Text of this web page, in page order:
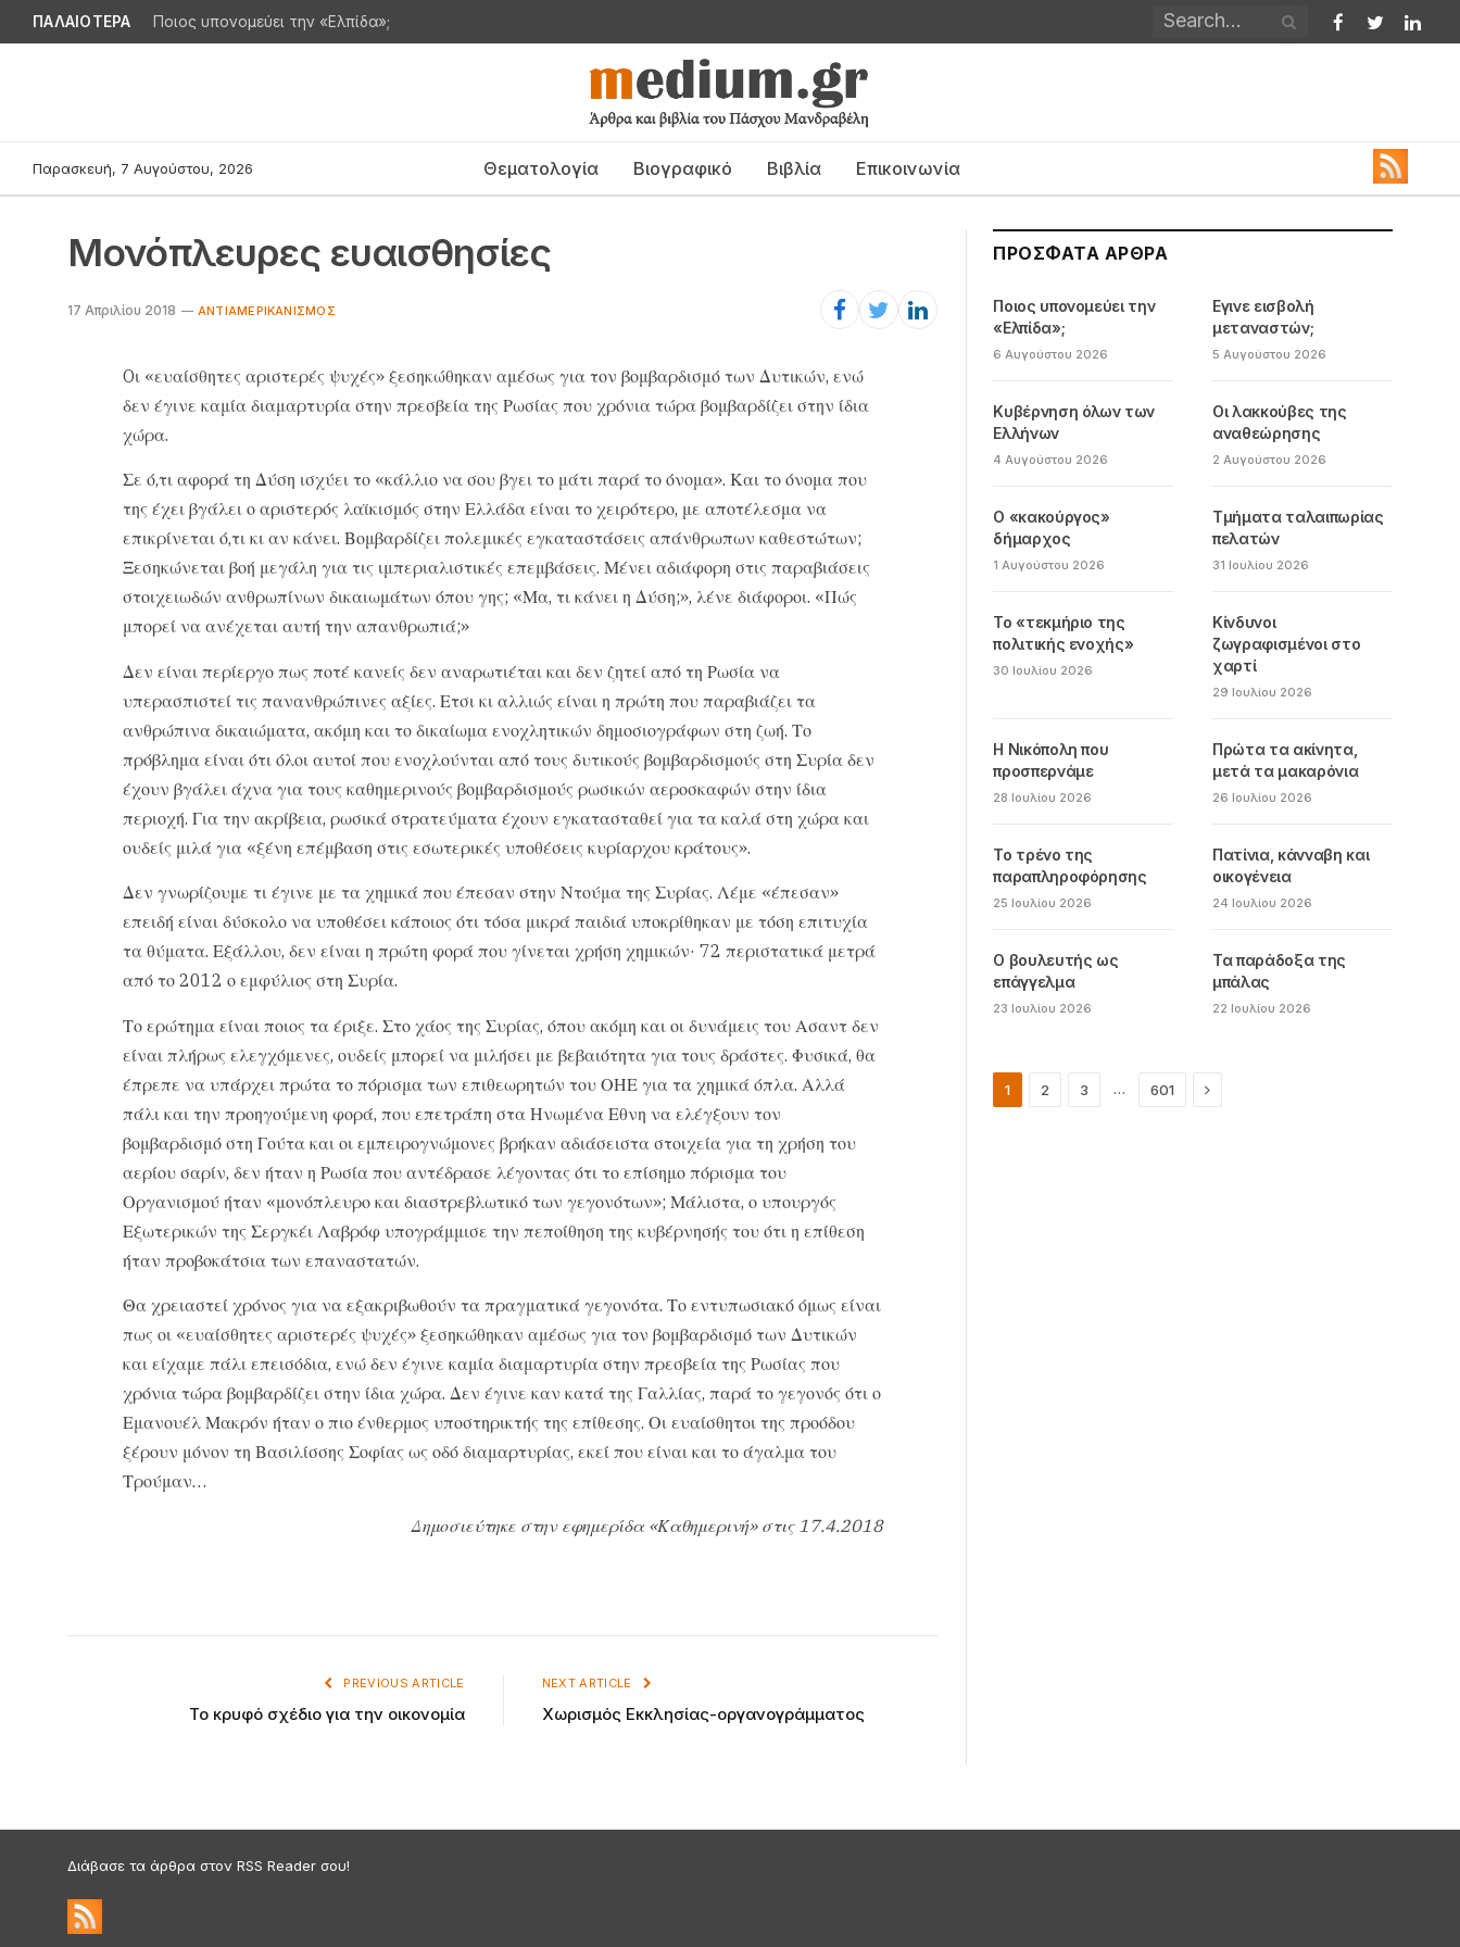
ΠΑΛΑΙΟΤΕΡΑ Ποιος υπονομεύει την «Ελπίδα»;
Facebook
Twitter
Παρασκευή, 7 Αυγούστου, 2026 Θεματολογία Βιογραφικό Βιβλία Επικοινωνία
Μονόπλευρες ευαισθησίες
17 Απριλίου 2018 ΑΝΤΙΑΜΕΡΙΚΑΝΙΣΜΌΣ
Oι «ευαίσθητες αριστερές ψυχές» ξεσηκώθηκαν αμέσως για τον βομβαρδισμό των Δυτικών, ενώ
δεν έγινε καμία διαμαρτυρία στην πρεσβεία της Ρωσίας που χρόνια τώρα βομβαρδίζει στην ίδια
χώρα.
Σε ό,τι αφορά τη Δύση ισχύει το «κάλλιο να σου βγει το μάτι παρά το όνομα». Και το όνομα που
της έχει βγάλει ο αριστερός λαϊκισμός στην Ελλάδα είναι το χειρότερο, με αποτέλεσμα να
επικρίνεται ό,τι κι αν κάνει. Βομβαρδίζει πολεμικές εγκαταστάσεις απάνθρωπων καθεστώτων;
Ξεσηκώνεται βοή μεγάλη για τις ιμπεριαλιστικές επεμβάσεις. Μένει αδιάφορη στις παραβιάσεις
στοιχειωδών ανθρωπίνων δικαιωμάτων όπου γης; «Μα, τι κάνει η Δύση;», λένε διάφοροι. «Πώς
μπορεί να ανέχεται αυτή την απανθρωπιά;»
Δεν είναι περίεργο πως ποτέ κανείς δεν αναρωτιέται και δεν ζητεί από τη Ρωσία να
υπερασπιστεί τις πανανθρώπινες αξίες. Ετσι κι αλλιώς είναι η πρώτη που παραβιάζει τα
ανθρώπινα δικαιώματα, ακόμη και το δικαίωμα ενοχλητικών δημοσιογράφων στη ζωή. Το
πρόβλημα είναι ότι όλοι αυτοί που ενοχλούνται από τους δυτικούς βομβαρδισμούς στη Συρία δεν
έχουν βγάλει άχνα για τους καθημερινούς βομβαρδισμούς ρωσικών αεροσκαφών στην ίδια
περιοχή. Για την ακρίβεια, ρωσικά στρατεύματα έχουν εγκατασταθεί για τα καλά στη χώρα και
ουδείς μιλά για «ξένη επέμβαση στις εσωτερικές υποθέσεις κυρίαρχου κράτους».
Δεν γνωρίζουμε τι έγινε με τα χημικά που έπεσαν στην Ντούμα της Συρίας. Λέμε «έπεσαν»
επειδή είναι δύσκολο να υποθέσει κάποιος ότι τόσα μικρά παιδιά υποκρίθηκαν με τόση επιτυχία
τα θύματα. Εξάλλου, δεν είναι η πρώτη φορά που γίνεται χρήση χημικών· 72 περιστατικά μετρά
από το 2012 ο εμφύλιος στη Συρία.
Το ερώτημα είναι ποιος τα έριξε. Στο χάος της Συρίας, όπου ακόμη και οι δυνάμεις του Ασαντ δεν
είναι πλήρως ελεγχόμενες, ουδείς μπορεί να μιλήσει με βεβαιότητα για τους δράστες. Φυσικά, θα
έπρεπε να υπάρχει πρώτα το πόρισμα των επιθεωρητών του ΟΗΕ για τα χημικά όπλα. Αλλά
πάλι και την προηγούμενη φορά, που επετράπη στα Ηνωμένα Εθνη να ελέγξουν τον
βομβαρδισμό στη Γούτα και οι εμπειρογνώμονες βρήκαν αδιάσειστα στοιχεία για τη χρήση του
αερίου σαρίν, δεν ήταν η Ρωσία που αντέδρασε λέγοντας ότι το επίσημο πόρισμα του
Οργανισμού ήταν «μονόπλευρο και διαστρεβλωτικό των γεγονότων»; Μάλιστα, ο υπουργός
Εξωτερικών της Σεργκέι Λαβρόφ υπογράμμισε την πεποίθηση της κυβέρνησής του ότι η επίθεση
ήταν προβοκάτσια των επαναστατών.
Θα χρειαστεί χρόνος για να εξακριβωθούν τα πραγματικά γεγονότα. Το εντυπωσιακό όμως είναι
πως οι «ευαίσθητες αριστερές ψυχές» ξεσηκώθηκαν αμέσως για τον βομβαρδισμό των Δυτικών
και είχαμε πάλι επεισόδια, ενώ δεν έγινε καμία διαμαρτυρία στην πρεσβεία της Ρωσίας που
χρόνια τώρα βομβαρδίζει στην ίδια χώρα. Δεν έγινε καν κατά της Γαλλίας, παρά το γεγονός ότι ο
Εμανουέλ Μακρόν ήταν ο πιο ένθερμος υποστηρικτής της επίθεσης. Οι ευαίσθητοι της προόδου
ξέρουν μόνον τη Βασιλίσσης Σοφίας ως οδό διαμαρτυρίας, εκεί που είναι και το άγαλμα του
Τρούμαν…
Δημοσιεύτηκε στην εφημερίδα «Καθημερινή» στις 17.4.2018
PREVIOUS ARTICLE
Το κρυφό σχέδιο για την οικονομία
NEXT ARTICLE
Χωρισμός Εκκλησίας-οργανογράμματος
ΠΡΌΣΦΑΤΑ ΆΡΘΡΑ
Ποιος υπονομεύει την
«Ελπίδα»;
6 Αυγούστου 2026
Εγινε εισβολή
μεταναστών;
5 Αυγούστου 2026
Κυβέρνηση όλων των
Ελλήνων
4 Αυγούστου 2026
Οι λακκούβες της
αναθεώρησης
2 Αυγούστου 2026
Ο «κακούργος»
δήμαρχος
1 Αυγούστου 2026
Τμήματα ταλαιπωρίας
πελατών
31 Ιουλίου 2026
Το «τεκμήριο της
πολιτικής ενοχής»
30 Ιουλίου 2026
Κίνδυνοι
ζωγραφισμένοι στο
χαρτί
29 Ιουλίου 2026
Η Νικόπολη που
προσπερνάμε
28 Ιουλίου 2026
Πρώτα τα ακίνητα,
μετά τα μακαρόνια
26 Ιουλίου 2026
Το τρένο της
παραπληροφόρησης
25 Ιουλίου 2026
Πατίνια, κάνναβη και
οικογένεια
24 Ιουλίου 2026
Ο βουλευτής ως
επάγγελμα
23 Ιουλίου 2026
Τα παράδοξα της
μπάλας
22 Ιουλίου 2026
1 2 3 … 601 Next
Διάβασε τα άρθρα στον RSS Reader σου!